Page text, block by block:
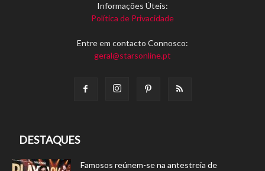
Informações Úteis:
Política de Privacidade
Entre em contacto Connosco:
geral@starsonline.pt
DESTAQUES
Famosos reúnem-se na antestreia de